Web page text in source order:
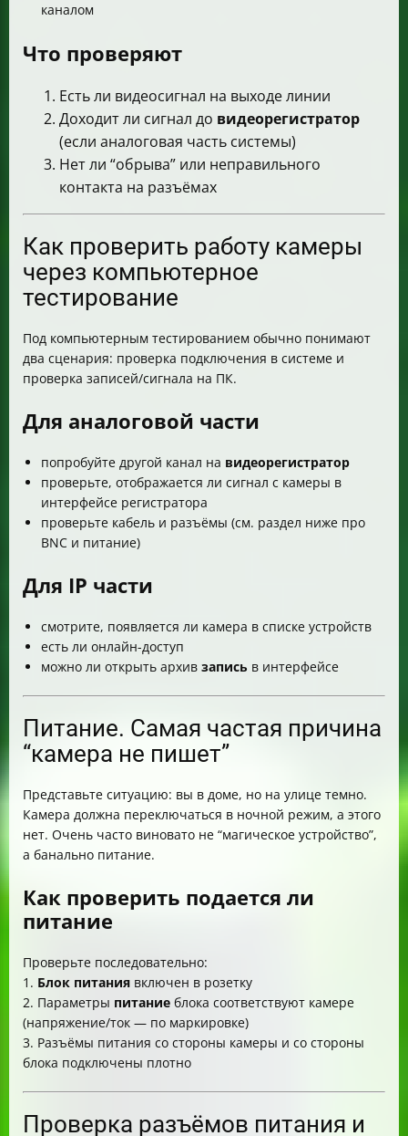
каналом
Что проверяют
Есть ли видеосигнал на выходе линии
Доходит ли сигнал до видеорегистратор
(если аналоговая часть системы)
Нет ли “обрыва” или неправильного
контакта на разъёмах
Как проверить работу камеры
через компьютерное
тестирование
Под компьютерным тестированием обычно понимают
два сценария: проверка подключения в системе и
проверка записей/сигнала на ПК.
Для аналоговой части
попробуйте другой канал на видеорегистратор
проверьте, отображается ли сигнал с камеры в
интерфейсе регистратора
проверьте кабель и разъёмы (см. раздел ниже про
BNC и питание)
Для IP части
смотрите, появляется ли камера в списке устройств
есть ли онлайн-доступ
можно ли открыть архив запись в интерфейсе
Питание. Самая частая причина
“камера не пишет”
Представьте ситуацию: вы в доме, но на улице темно.
Камера должна переключаться в ночной режим, а этого
нет. Очень часто виновато не “магическое устройство”,
а банально питание.
Как проверить подается ли
питание
Проверьте последовательно:
1. Блок питания включен в розетку
2. Параметры питание блока соответствуют камере
(напряжение/ток — по маркировке)
3. Разъёмы питания со стороны камеры и со стороны
блока подключены плотно
Проверка разъёмов питания и